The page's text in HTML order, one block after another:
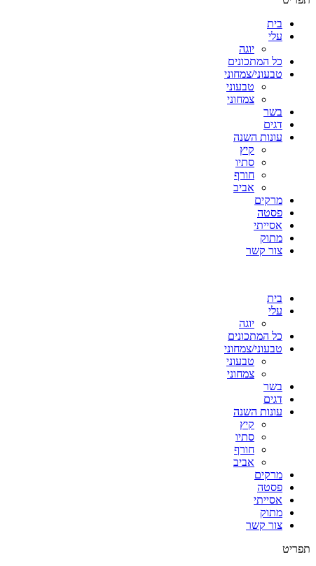
בית
עלי
יוגה
כל המתכונים
טבעוני/צמחוני
טבעוני
צמחוני
בשר
דגים
עונות השנה
קיץ
סתיו
חורף
אביב
מרקים
פסטה
אסייתי
מתוק
צור קשר
בית
עלי
יוגה
כל המתכונים
טבעוני/צמחוני
טבעוני
צמחוני
בשר
דגים
עונות השנה
קיץ
סתיו
חורף
אביב
מרקים
פסטה
אסייתי
מתוק
צור קשר
תפריט